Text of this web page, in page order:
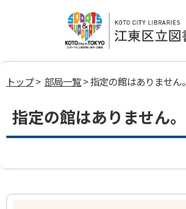
トップ> 部局一覧> 指定の館はありません。
指定の館はありません。